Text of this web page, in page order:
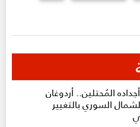
المُحتلين.. أردوغان
السوري بالتغيير